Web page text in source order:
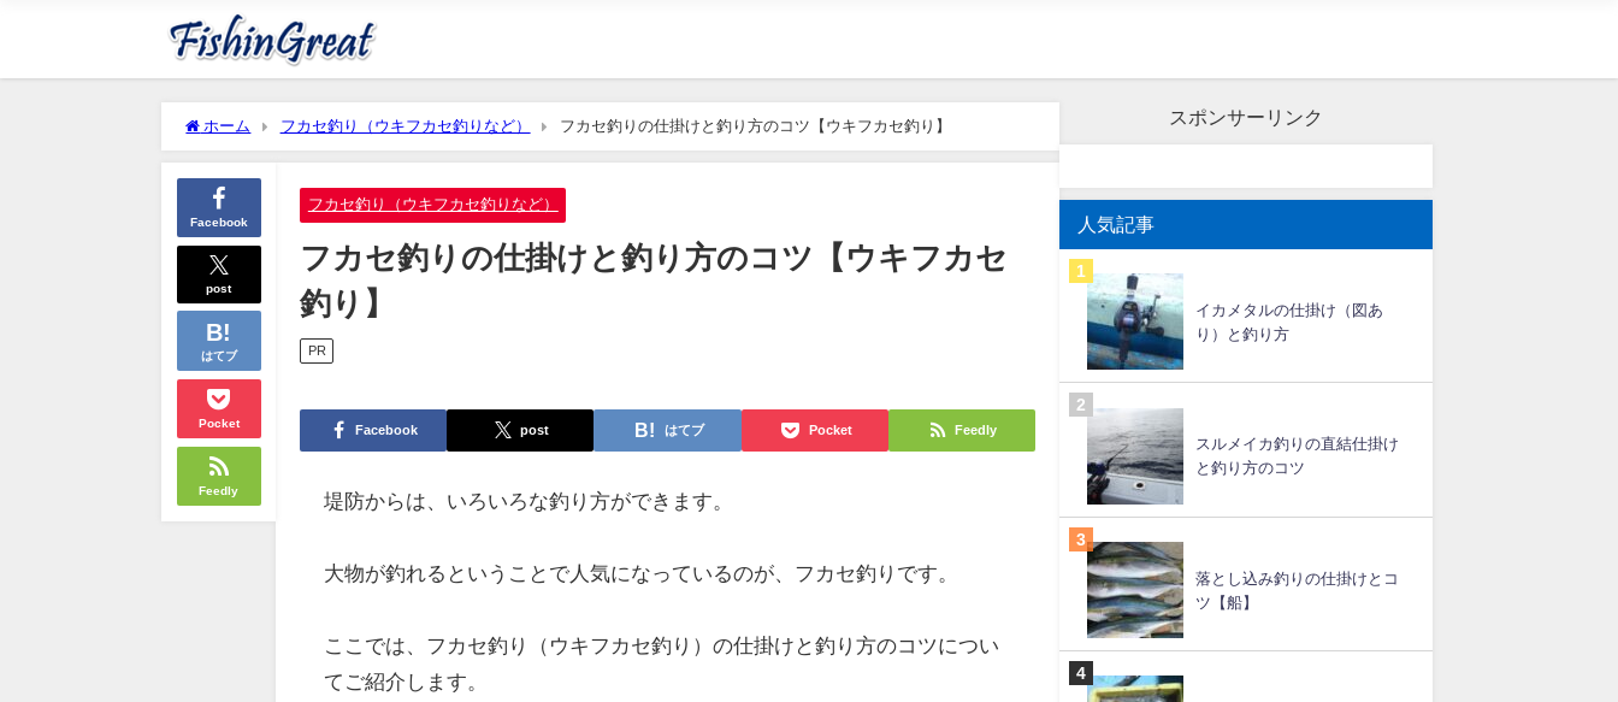
ホーム フカセ釣り（ウキフカセ釣りなど） フカセ釣りの仕掛けと釣り方のコツ【ウキフカセ釣り】
Facebook
post
はてブ
Pocket
Feedly
フカセ釣り（ウキフカセ釣りなど）
フカセ釣りの仕掛けと釣り方のコツ【ウキフカセ
釣り】
PR
Facebook post はてブ Pocket Feedly
堤防からは、いろいろな釣り方ができます。
大物が釣れるということで人気になっているのが、フカセ釣りです。
ここでは、フカセ釣り（ウキフカセ釣り）の仕掛けと釣り方のコツについ
てご紹介します。
スポンサーリンク
人気記事
イカメタルの仕掛け（図あ
り）と釣り方
スルメイカ釣りの直結仕掛け
と釣り方のコツ
落とし込み釣りの仕掛けとコ
ツ【船】